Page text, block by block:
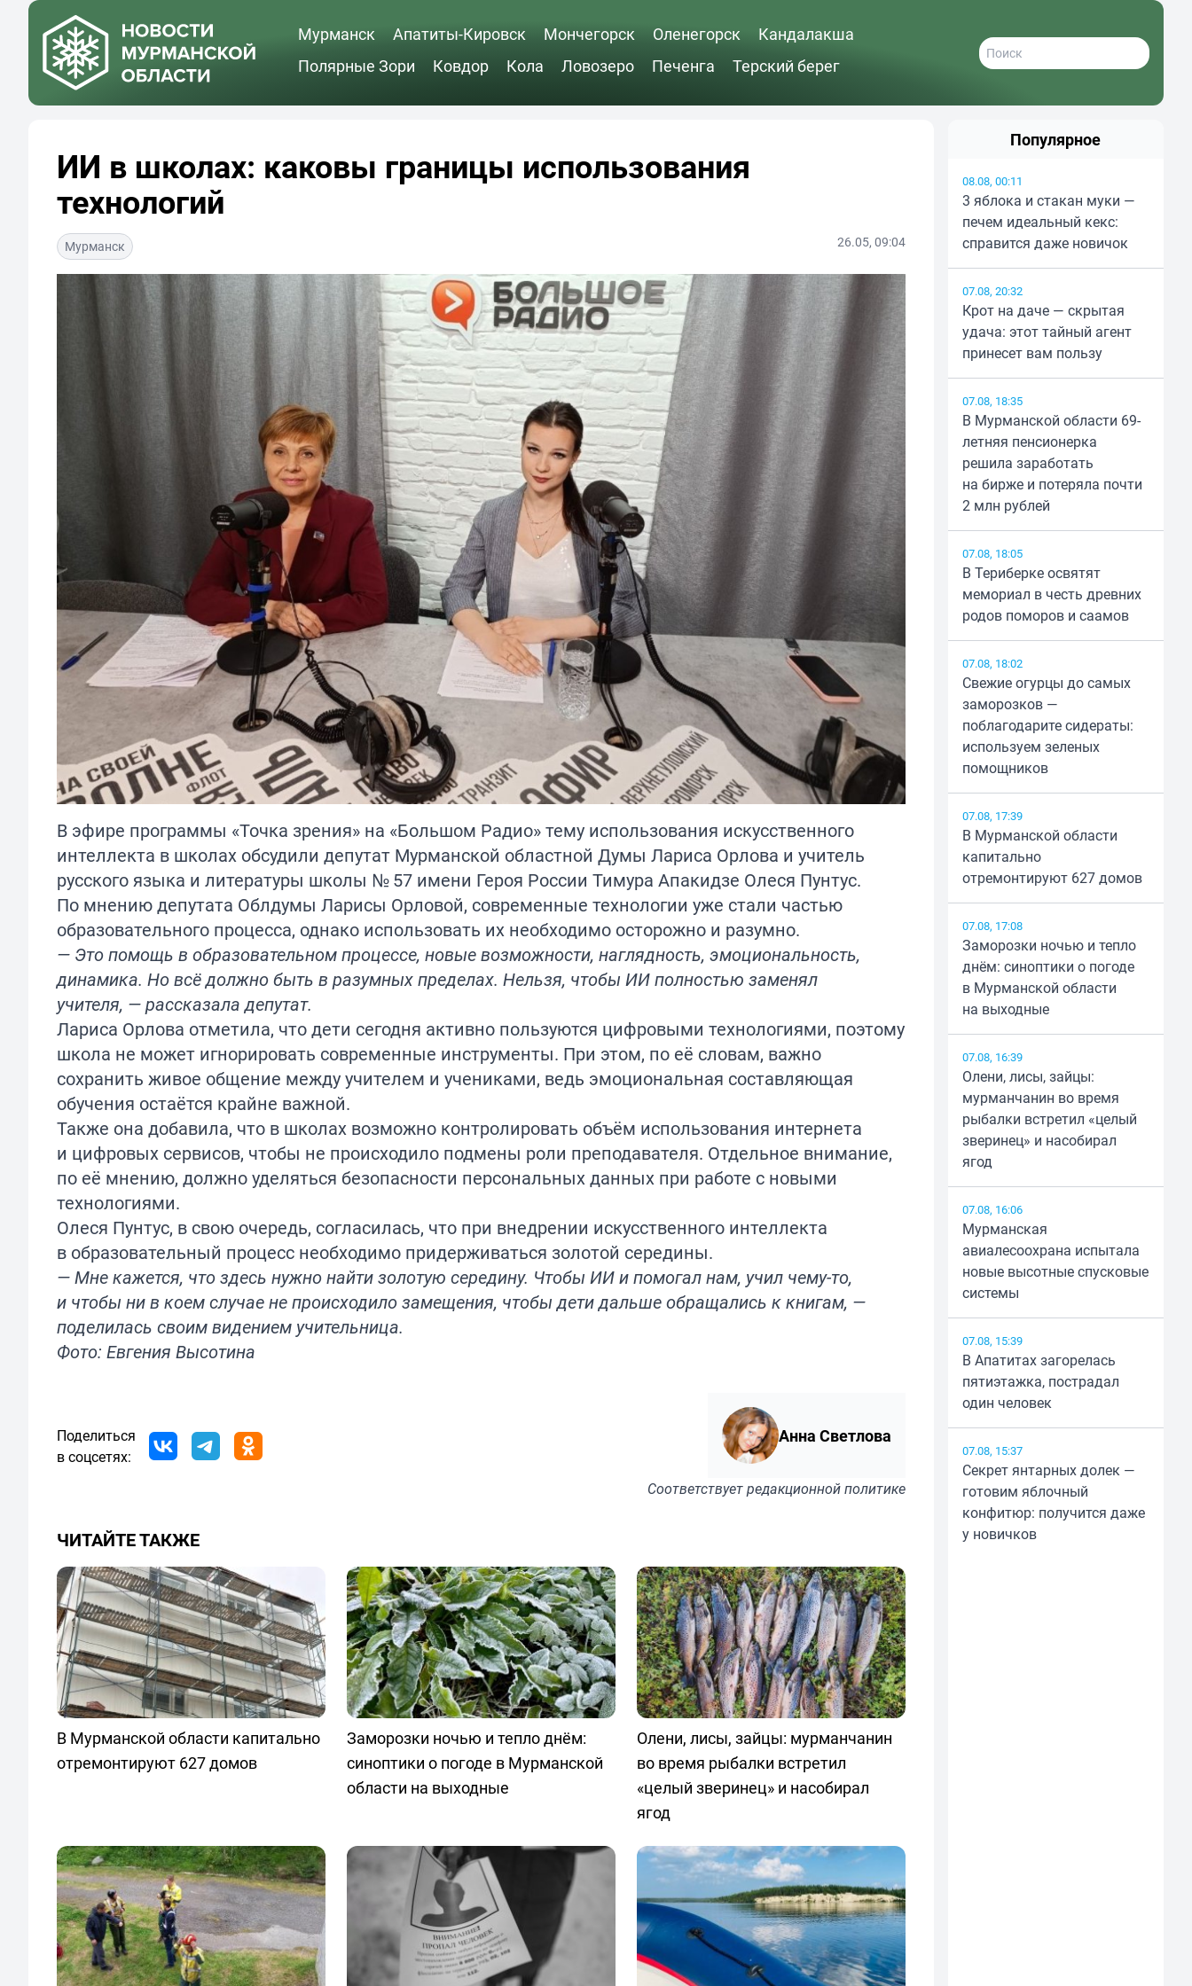
Мурманск Апатиты-Кировск Мончегорск Оленегорск
Кандалакша
Полярные Зори
Ковдор Кола Ловозеро Печенга Терский берег
ИИ в школах: каковы границы использования
технологий
Мурманск 26.05, 09:04
В эфире программы «Точка зрения» на «Большом Радио» тему использования искусственного
интеллекта в школах обсудили депутат Мурманской областной Думы Лариса Орлова и учитель
русского языка и литературы школы № 57 имени Героя России Тимура Апакидзе Олеся Пунтус.
По мнению депутата Облдумы Ларисы Орловой, современные технологии уже стали частью
образовательного процесса, однако использовать их необходимо осторожно и разумно.
— Это помощь в образовательном процессе, новые возможности, наглядность, эмоциональность,
динамика. Но всё должно быть в разумных пределах. Нельзя, чтобы ИИ полностью заменял
учителя, — рассказала депутат.
Лариса Орлова отметила, что дети сегодня активно пользуются цифровыми технологиями, поэтому
школа не может игнорировать современные инструменты. При этом, по её словам, важно
сохранить живое общение между учителем и учениками, ведь эмоциональная составляющая
обучения остаётся крайне важной.
Также она добавила, что в школах возможно контролировать объём использования интернета
и цифровых сервисов, чтобы не происходило подмены роли преподавателя. Отдельное внимание,
по её мнению, должно уделяться безопасности персональных данных при работе с новыми
технологиями.
Олеся Пунтус, в свою очередь, согласилась, что при внедрении искусственного интеллекта
в образовательный процесс необходимо придерживаться золотой середины.
— Мне кажется, что здесь нужно найти золотую середину. Чтобы ИИ и помогал нам, учил чему-то,
и чтобы ни в коем случае не происходило замещения, чтобы дети дальше обращались к книгам, —
поделилась своим видением учительница.
Фото: Евгения Высотина
Поделиться
в соцсетях:
Анна Светлова
Соответствуетредакционной политике
ЧИТАЙТЕ ТАКЖЕ
В Мурманской области капитально
отремонтируют 627 домов
Заморозки ночью и тепло днём:
синоптики о погоде в Мурманской
области на выходные
Олени, лисы, зайцы: мурманчанин
во время рыбалки встретил
«целый зверинец» и насобирал
ягод
Популярное
08.08, 00:11
3 яблока и стакан муки —
печем идеальный кекс:
справится даже новичок
07.08, 20:32
Крот на даче — скрытая
удача: этот тайный агент
принесет вам пользу
07.08, 18:35
В Мурманской области 69-
летняя пенсионерка
решила заработать
на бирже и потеряла почти
2 млн рублей
07.08, 18:05
В Териберке освятят
мемориал в честь древних
родов поморов и саамов
07.08, 18:02
Свежие огурцы до самых
заморозков —
поблагодарите сидераты:
используем зеленых
помощников
07.08, 17:39
В Мурманской области
капитально
отремонтируют 627 домов
07.08, 17:08
Заморозки ночью и тепло
днём: синоптики о погоде
в Мурманской области
на выходные
07.08, 16:39
Олени, лисы, зайцы:
мурманчанин во время
рыбалки встретил «целый
зверинец» и насобирал
ягод
07.08, 16:06
Мурманская
авиалесоохрана испытала
новые высотные спусковые
системы
07.08, 15:39
В Апатитах загорелась
пятиэтажка, пострадал
один человек
07.08, 15:37
Секрет янтарных долек —
готовим яблочный
конфитюр: получится даже
у новичков